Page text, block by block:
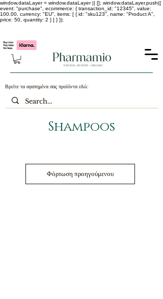
window.dataLayer = window.dataLayer || []; window.dataLayer.push({
event: "purchase", ecommerce: { transaction_id: "12345", value:
100.00, currency: "EU", items: [ { id: "sku123", name: "Product A",
price: 50, quantity: 2 } ] } });
Βρείτε τα αγαπημένα σας προϊόντα εδώ:
Shampoos
Φόρτωση προηγούμενου